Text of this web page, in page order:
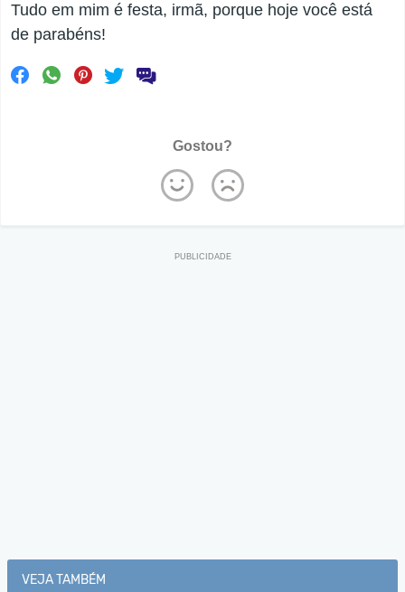
Tudo em mim é festa, irmã, porque hoje você está
de parabéns!
Gostou?
VEJA TAMBÉM